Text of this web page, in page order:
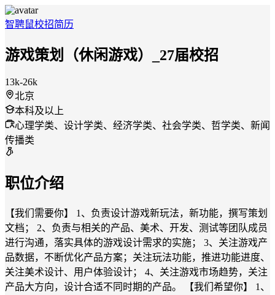
智聘鼠校招简历
游戏策划（休闲游戏）_27届校招
13k-26k
北京
本科及以上
心理学类、设计学类、经济学类、社会学类、哲学类、新闻
传播类
职位介绍
【我们需要你】 1、负责设计游戏新玩法，新功能，撰写策划
文档； 2、负责与相关的产品、美术、开发、测试等团队成员
进行沟通，落实具体的游戏设计需求的实施； 3、关注游戏产
品数据，不断优化产品方案；关注玩法功能，推进功能进度、
关注美术设计、用户体验设计； 4、关注游戏市场趋势，关注
产品大方向，设计合适不同时期的产品。 【我们希望你】 1、